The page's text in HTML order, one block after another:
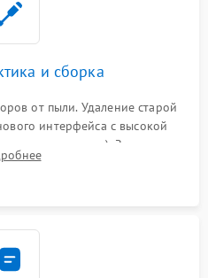
и сборка
от пыли. Удаление старой
интерфейса с высокой
жидкого металла). Замена
сборка консоли и подключение